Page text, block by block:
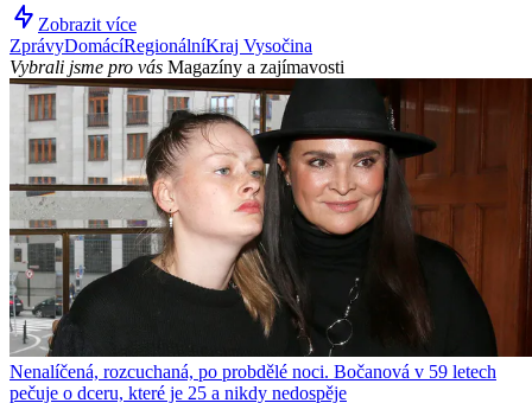
Zobrazit více
ZprávyDomácíRegionálníKraj Vysočina
Vybrali jsme pro vás Magazíny a zajímavosti
Nenalíčená, rozcuchaná, po probdělé noci. Bočanová v 59 letech
pečuje o dceru, které je 25 a nikdy nedospěje